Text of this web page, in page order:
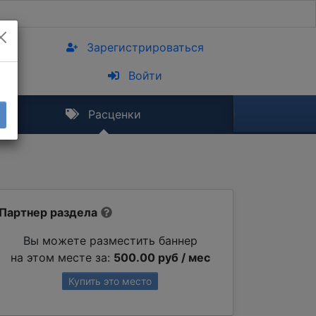
Зарегистрироваться
Войти
Расценки
Партнер раздела
Вы можете разместить баннер
на этом месте за: 500.00 руб / мес
Купить это место